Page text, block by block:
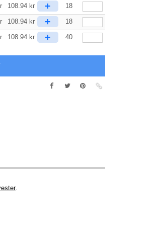
108.94 kr + 18
108.94 kr + 18
108.94 kr + 40
.